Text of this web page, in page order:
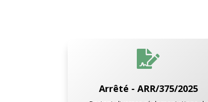

Arrêté - ARR/375/2025